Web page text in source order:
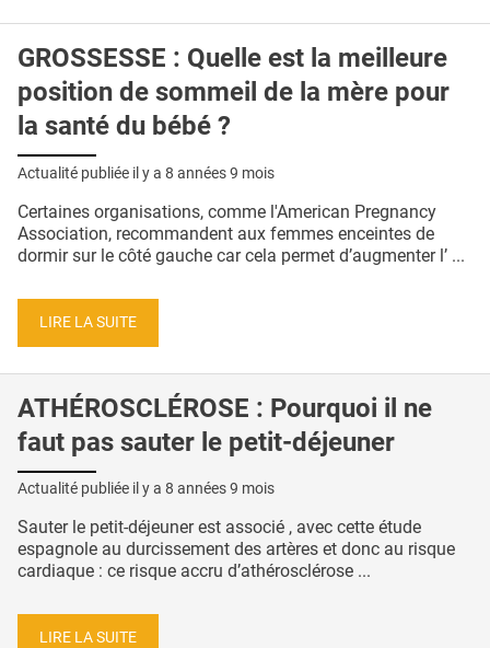
CRÉDITS
GROSSESSE : Quelle est la meilleure
position de sommeil de la mère pour
la santé du bébé ?
Actualité publiée il y a 8 années 9 mois
Certaines organisations, comme l'American Pregnancy
Association, recommandent aux femmes enceintes de
dormir sur le côté gauche car cela permet d’augmenter l’ ...
LIRE LA SUITE
ATHÉROSCLÉROSE : Pourquoi il ne
faut pas sauter le petit-déjeuner
Actualité publiée il y a 8 années 9 mois
Sauter le petit-déjeuner est associé , avec cette étude
espagnole au durcissement des artères et donc au risque
cardiaque : ce risque accru d’athérosclérose ...
LIRE LA SUITE